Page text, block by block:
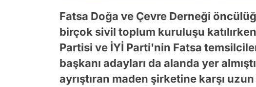
Fatsa Doğa ve Çevre Derneği
birçok sivil toplum kuruluşu
Partisi ve İYİ Parti'nin Fatsa
başkanı adayları da alanda yer
ayrıştıran maden şirketine karşı